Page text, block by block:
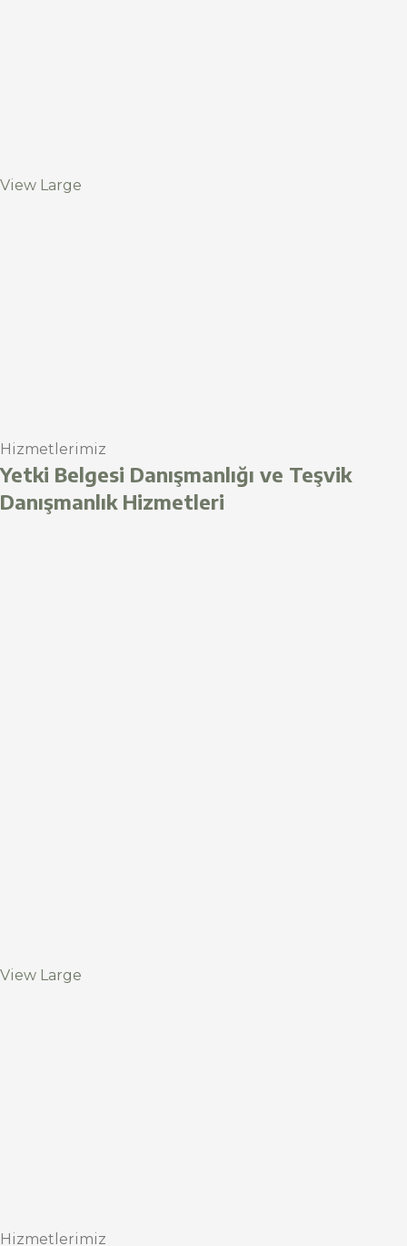
View Large
Hizmetlerimiz
Yetki Belgesi Danışmanlığı ve Teşvik
Danışmanlık Hizmetleri
View Large
Hizmetlerimiz